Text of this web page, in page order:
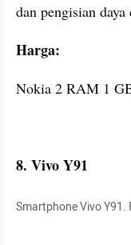
dan pengisian daya
Harga:
Nokia 2 RAM 1
8. Vivo Y91
Smartphone Vivo Y91.